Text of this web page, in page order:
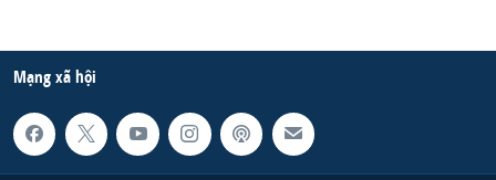
Mạng xã hội